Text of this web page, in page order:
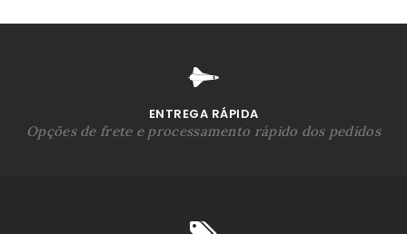
ENTREGA RÁPIDA
Opções de frete e processamento rápido dos pedidos